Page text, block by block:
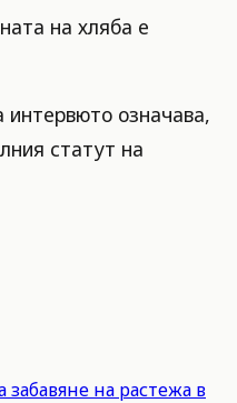
на хляба е
означава,
статут на
на растежа в